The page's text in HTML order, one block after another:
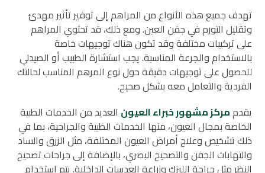
تهدف جميع هذه الأنواع من المراهم إلى توفير تأثير مهدئ
وتقليل التورم في جفن العين. ومع ذلك، قد تحتوي المراهم
على تركيبات مختلفة وقد تكون هناك توجيهات خاصة
بالاستخدام والجرعة المناسبة. يجب استشارة الطبيب أو الصيدلي
للحصول على توجيهات دقيقة حول نوع المرهم المناسب لحالتك
الفردية والتعامل معه بشكل صحيح.
يقدممركز مشهور خبراء العيون العديد من الخدمات الطبية
الخاصة بمجال العيون، منها الخدمات الطبية والجراحية، بما في
ذلك تشخيص وعلاج أمراض العيون المختلفة، مثل الزرق والساد
والتهابات الجفن والتصحيح البصري، بالإضافة إلى جراحات تصحيح
النظر مثل جراحة الليزك وزراعة العدسات الداخلية. يتم استخدام